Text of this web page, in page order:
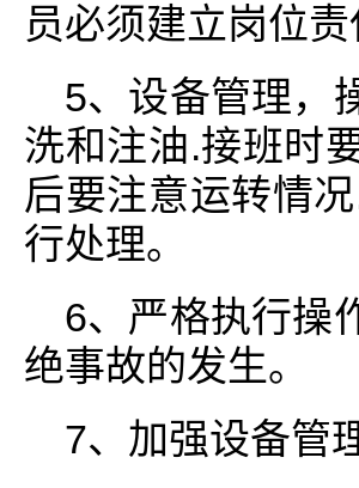
员必须建立岗位责
5、设备管理，
洗和注油.接班时
后要注意运转情
行处理。
6、严格执行操
绝事故的发生。
7、加强设备管